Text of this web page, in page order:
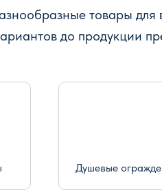
товары для
до продукции
Душевые